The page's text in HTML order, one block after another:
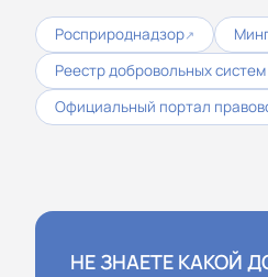
Росприроднадзор↗
Реестр добровольных
Официальный портал
НЕ ЗНАЕТЕ КАКОЙ